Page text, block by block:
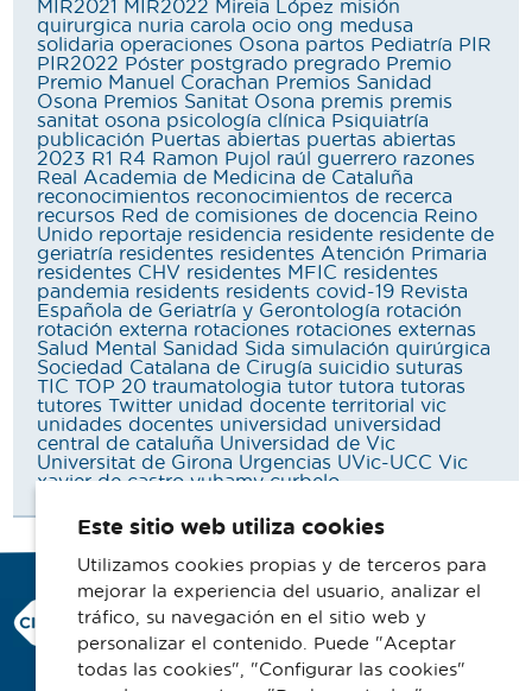
MIR2021
MIR2022 Mireia López misión
quirurgica nuria carola ocio ong medusa
solidaria operaciones Osona partos Pediatría PIR
PIR2022 Póster postgrado pregrado Premio
Premio Manuel Corachan Premios Sanidad
Osona Premios Sanitat Osona premis premis
sanitat osona psicología clínica Psiquiatría
publicación Puertas abiertas puertas abiertas
2023 R1 R4 Ramon Pujol raúl guerrero razones
Real Academia de Medicina de Cataluña
reconocimientos reconocimientos de recerca
recursos Red de comisiones de docencia Reino
Unido reportaje residencia residente residente de
geriatría residentes residentes Atención Primaria
residentes CHV residentes MFIC residentes
pandemia residents residents covid-19 Revista
Española de Geriatría y Gerontología rotación
rotación externa rotaciones rotaciones externas
Salud Mental
Sanidad Sida simulación quirúrgica
Sociedad Catalana de Cirugía suicidio suturas
TIC TOP 20 traumatologia tutor tutora tutoras
tutores Twitter unidad docente territorial vic
unidades docentes universidad universidad
central de cataluña Universidad de Vic
Universitat de Girona Urgencias UVic-UCC Vic
xavier de castro yuhamy curbelo
Consorci Hospitalari de Vic
Carrer Francesc Pla 'El Vigatà', 1
08500 Vic
Este sitio web utiliza cookies
Utilizamos cookies propias y de terceros para
mejorar la experiencia del usuario, analizar el
tráfico, su navegación en el sitio web y
personalizar el contenido. Puede "Aceptar
todas las cookies", "Configurar las cookies"